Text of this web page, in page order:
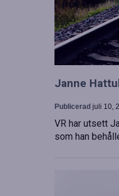
Janne
Publicerad juli 10,
VR har utsett
som han